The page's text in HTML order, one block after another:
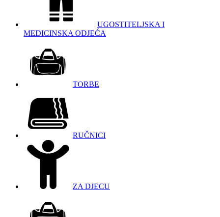
UGOSTITELJSKA I
MEDICINSKA ODJEĆA
TORBE
RUČNICI
ZA DJECU